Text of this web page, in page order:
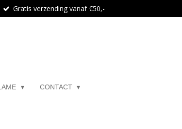
Gratis verzending vanaf €50,-
CONTACT